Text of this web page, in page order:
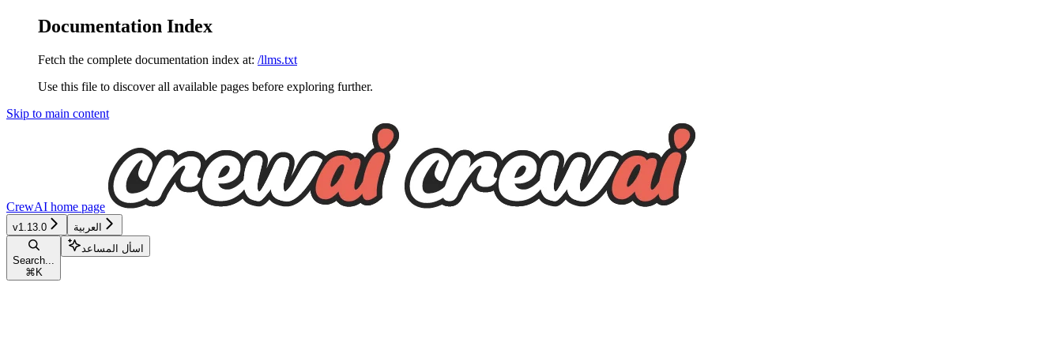
Documentation Index
Fetch the complete documentation index at: /llms.txt
Use this file to discover all available pages before exploring further.
Skip to main content
CrewAI home page
v1.13.0 العربية
Search...
⌘ K
اسأل المساعد